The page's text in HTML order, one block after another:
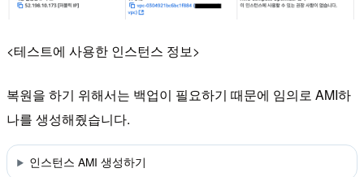
<테스트에 사용한 인스턴스 정보>
복원을 하기 위해서는 백업이 필요하기 때문에 임의로 AMI하
나를 생성해줬습니다.
인스턴스 AMI 생성하기